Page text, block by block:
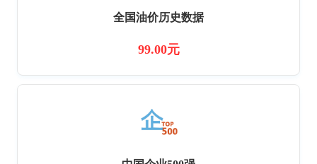
全国油价历史数据
99.00元